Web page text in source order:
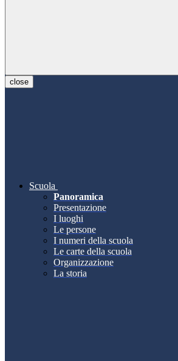
close
Scuola
Panoramica
Presentazione
I luoghi
Le persone
I numeri della scuola
Le carte della scuola
Organizzazione
La storia